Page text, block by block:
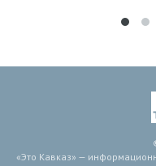
«Это Кавказ» —